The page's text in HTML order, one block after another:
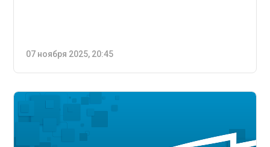
07 ноября 2025, 20:45